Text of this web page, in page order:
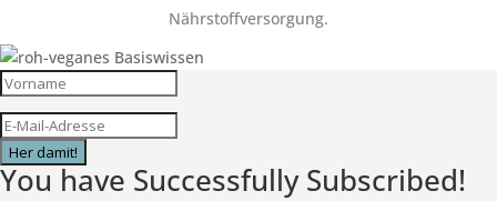
Nährstoffversorgung.
Her damit!
You have Successfully Subscribed!